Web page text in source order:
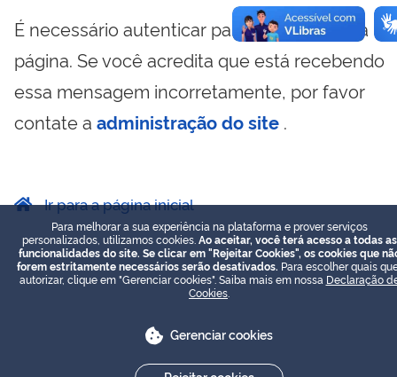
É necessário autenticar para visualizar essa
página. Se você acredita que está recebendo
essa mensagem incorretamente, por favor
contate a administração do site .
Ir para a página inicial
Para melhorar a sua experiência na plataforma e prover serviços
personalizados, utilizamos cookies. Ao aceitar, você terá acesso a todas as
funcionalidades do site. Se clicar em "Rejeitar Cookies", os cookies que
forem estritamente necessários serão desativados. Para escolher quais
autorizar, clique em "Gerenciar cookies". Saiba mais em nossa Declaração
Cookies
Gerenciar cookies